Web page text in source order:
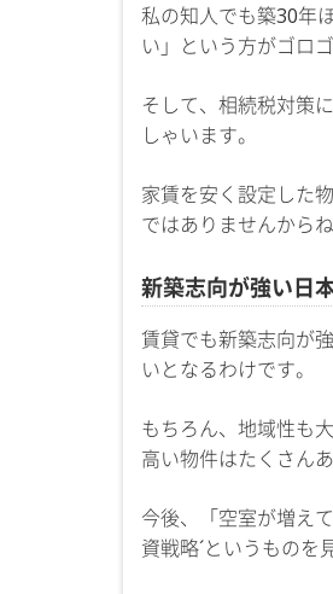
私の知人でも築30年
い」という方がゴロ
そして、相続税対策
しゃいます。
家賃を安く設定した
ではありませんからね
新築志向が強い日
賃貸でも新築志向が
いとなるわけです。
もちろん、地域性も
高い物件はたくさん
今後、「空室が増え
資戦略´というものを